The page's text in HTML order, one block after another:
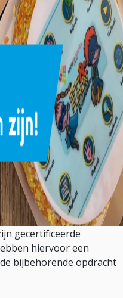
gecertificeerde
hiervoor een
bijbehorende opdracht